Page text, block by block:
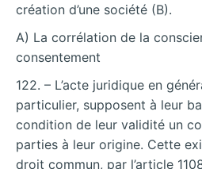
création d’une société (B).
A) La corrélation de la
consentement
122. – L’acte juridique en
particulier, supposent à leur
condition de leur validité un
parties à leur origine. Cette
droit commun, par l’article